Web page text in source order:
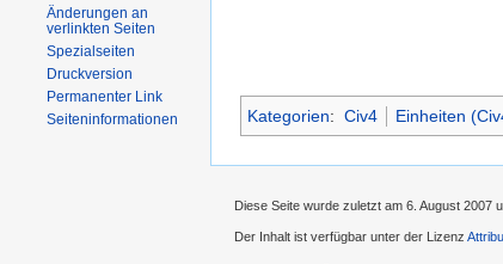
Kategorien: Civ4 Einheiten
Änderungen an
verlinkten Seiten
Spezialseiten
Druckversion
Permanenter Link
Seiten­informationen
Diese Seite wurde zuletzt am 6. August 2007
Der Inhalt ist verfügbar unter der Lizenz